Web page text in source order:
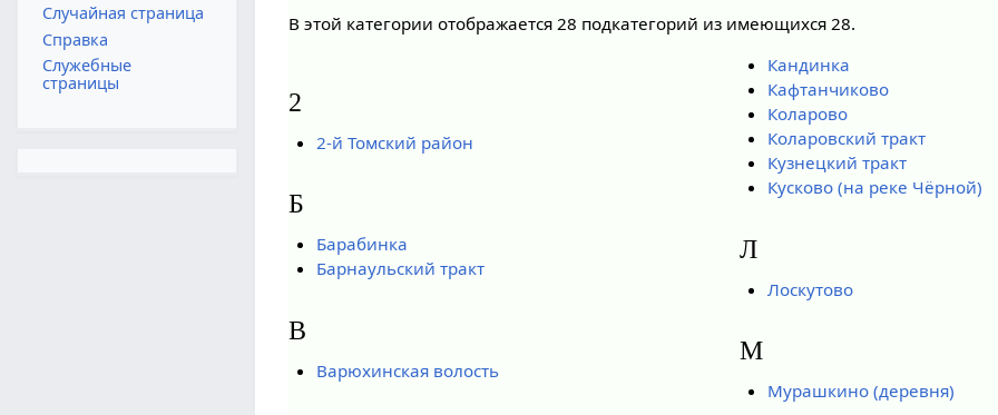
В этой категории отображается 28 подкатегорий из имеющихся 28.
2
2-й Томский район
Б
Барабинка
Барнаульский тракт
В
Варюхинская волость
Кандинка
Кафтанчиково
Коларово
Коларовский тракт
Кузнецкий тракт
Кусково (на реке Чёрной)
Л
Лоскутово
М
Мурашкино (деревня)
Случайная страница
Справка
Служебные
страницы